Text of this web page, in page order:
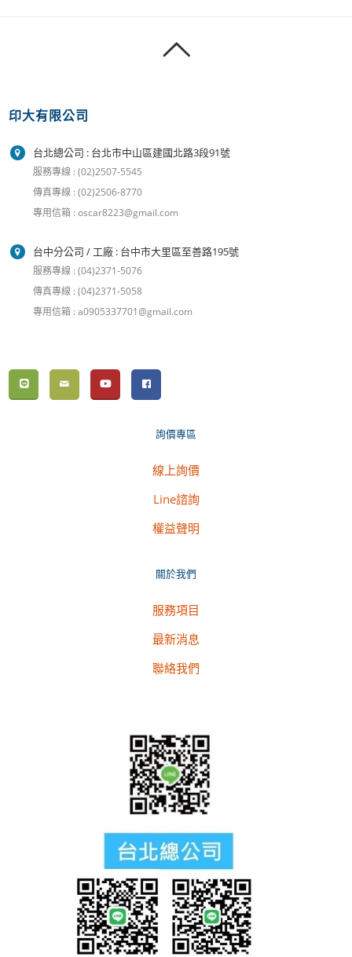
印大有限公司
台北總公司 : 台北市中山區建國北路3段91號
服務專線 : (02)2507-5545
傳真專線 : (02)2506-8770
專用信箱 : oscar8223@gmail.com
台中分公司 / 工廠 : 台中市大里區至善路195號
服務專線 : (04)2371-5076
傳真專線 : (04)2371-5058
專用信箱 : a0905337701@gmail.com
詢價專區
線上詢價
Line諮詢
權益聲明
關於我們
服務項目
最新消息
聯絡我們